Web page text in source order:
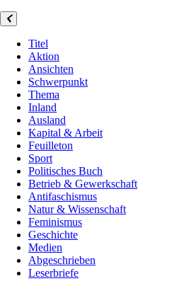
Titel
Aktion
Ansichten
Schwerpunkt
Thema
Inland
Ausland
Kapital & Arbeit
Feuilleton
Sport
Politisches Buch
Betrieb & Gewerkschaft
Antifaschismus
Natur & Wissenschaft
Feminismus
Geschichte
Medien
Abgeschrieben
Leserbriefe